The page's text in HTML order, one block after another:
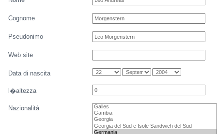
Cognome
Pseudonimo
Web site
Data di nascita
l�altezza
Nazionalità